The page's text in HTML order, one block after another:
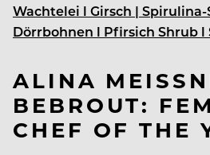
Wachtelei l Girsch |
Dörrbohnen l Pfirsich Shrub l
ALINA
BEBROUT:
CHEF OF THE